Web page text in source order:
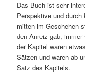
Das Buch ist sehr
Perspektive und
mitten im Geschehen
den Anreiz gab,
der Kapitel waren
Sätzen und waren ab
Satz des Kapitels.